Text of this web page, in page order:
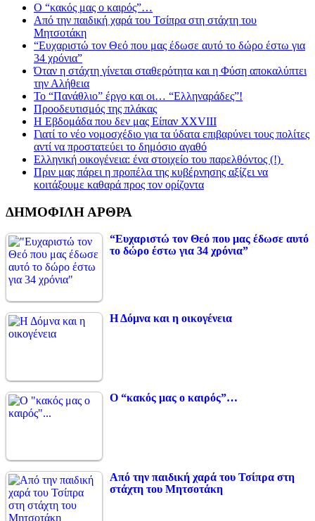
Ο “κακός μας ο καιρός”…
Από την παιδική χαρά του Τσίπρα στη στάχτη του
Μητσοτάκη
“Ευχαριστώ τον Θεό που μας έδωσε αυτό το δώρο έστω για
34 χρόνια”
Όταν η στάχτη γίνεται σταθερότητα και η Φύση αποκαλύπτει
την Αλήθεια
Το “Πανάθλιο” έργο και οι… “Ελληναράδες”!
Προοδευτισμός της πλάκας
Η Εβδομάδα που δεν μας Είπαν XXVIII
Γιατί το νέο νομοσχέδιο για τα ύδατα επιβαρύνει τους πολίτες
αντί να προστατεύει το δημόσιο αγαθό
Ελληνική οικογένεια: ένα στοιχείο του παρελθόντος (!)
Πριν μας πάρει η προπέλα της κυβέρνησης αξίζει να
κοιτάξουμε καθαρά προς τον ορίζοντα
ΔΗΜΟΦΙΛΗ ΑΡΘΡΑ
“Ευχαριστώ τον Θεό που μας έδωσε αυτό
το δώρο έστω για 34 χρόνια”
Η Δόμνα και η οικογένεια
Ο “κακός μας ο καιρός”…
Από την παιδική χαρά του Τσίπρα στη
στάχτη του Μητσοτάκη